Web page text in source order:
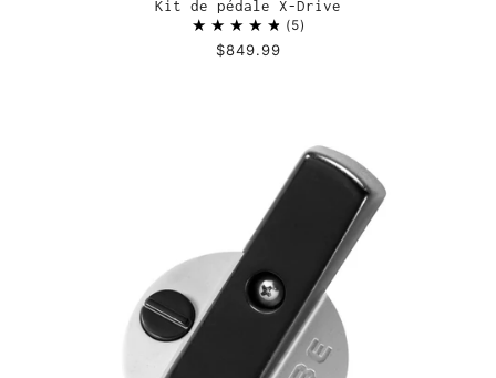
Kit de pédale X-Drive
5
$849.99